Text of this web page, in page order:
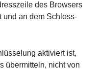
des Browsers
und an dem Schloss-
aktiviert ist,
übermitteln, nicht von